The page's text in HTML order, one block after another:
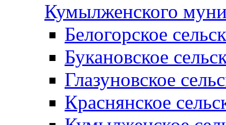
Кумылженского
Белогорское
Букановское
Глазуновское
Краснянское